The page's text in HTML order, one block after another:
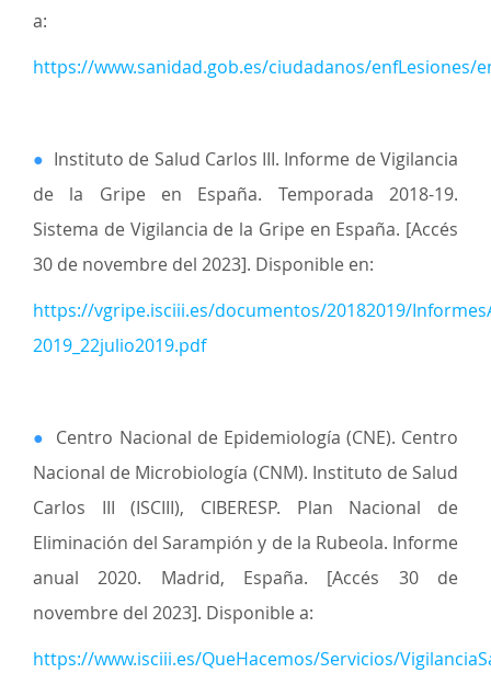
a:
https://www.sanidad.gob.es/ciudadanos/enfLesiones/
● Instituto de Salud Carlos III. Informe de Vigilancia
de la Gripe en España. Temporada 2018-19.
Sistema de Vigilancia de la Gripe en España. [Accés
30 de novembre del 2023]. Disponible en:
https://vgripe.isciii.es/documentos/20182019/
2019_22julio2019.pdf
● Centro Nacional de Epidemiología (CNE). Centro
Nacional de Microbiología (CNM). Instituto de Salud
Carlos III (ISCIII), CIBERESP. Plan Nacional de
Eliminación del Sarampión y de la Rubeola. Informe
anual 2020. Madrid, España. [Accés 30 de
novembre del 2023]. Disponible a:
https://www.isciii.es/QueHacemos/Servicios/